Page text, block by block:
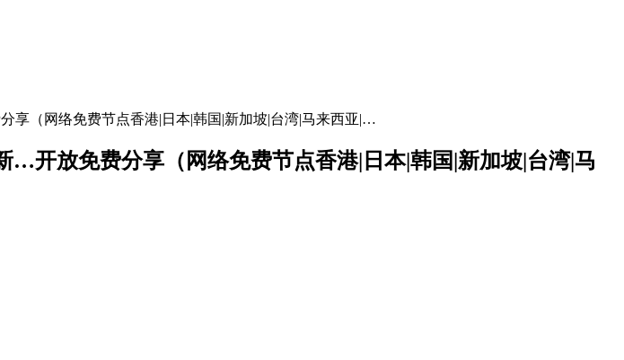
享（网络免费节点香港|日本|韩国|新加坡|台湾|马来西亚|…
…开放免费分享（网络免费节点香港|日本|韩国|新加坡|台湾|马